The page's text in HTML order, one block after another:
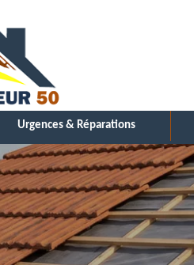
Urgences & Réparations